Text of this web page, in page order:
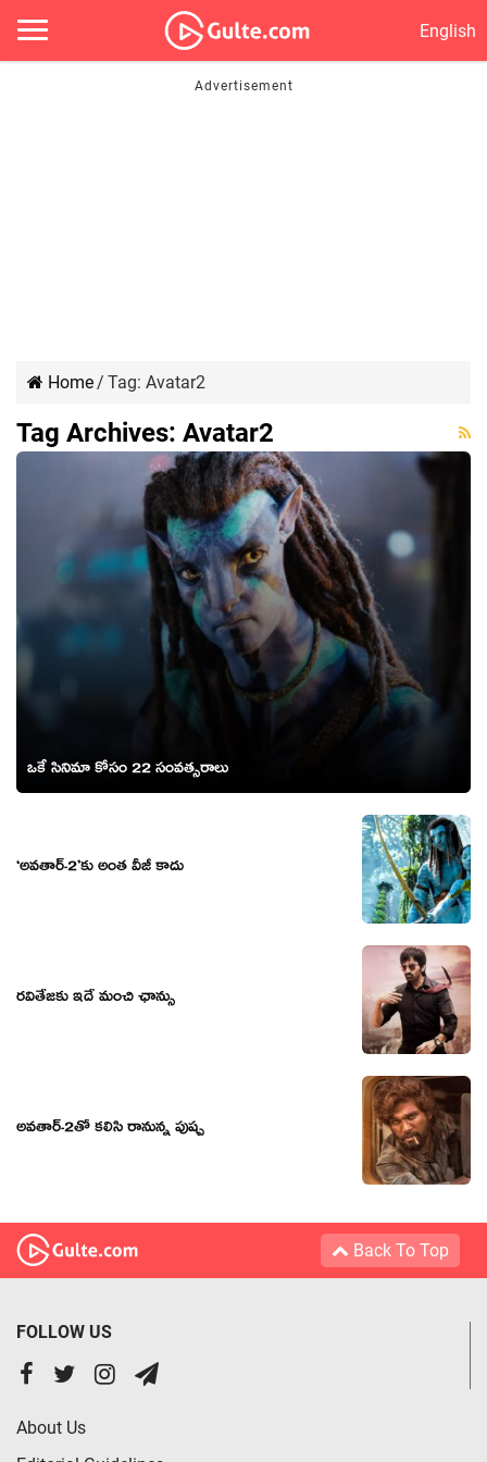
English
Home/ Tag: Avatar2
Tag Archives: Avatar2
ఒకే సినిమా కోసం 22 సంవత్సరాలు
‘అవతార్-2’కు అంత వీజీ కాదు
రవితేజకు ఇదే మంచి ఛాన్సు
అవతార్-2తో కలిసి రానున్న పుష్ప
Back To Top
FOLLOW US
About Us